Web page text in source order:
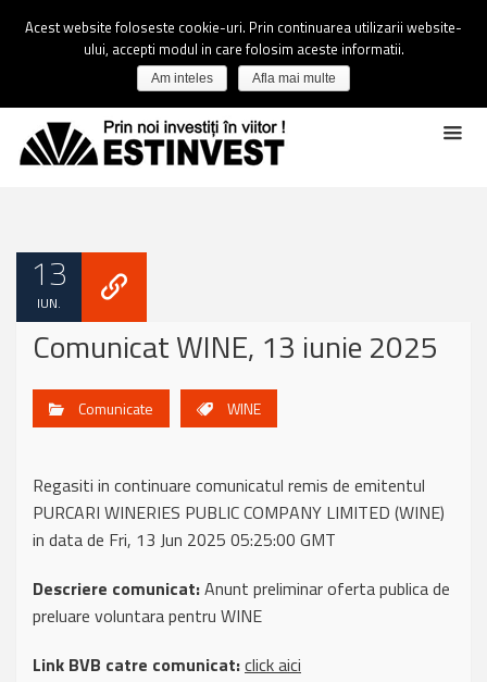
13
IUN.
Comunicat WINE, 13 iunie 2025
Comunicate WINE
Regasiti in continuare comunicatul remis de emitentul
PURCARI WINERIES PUBLIC COMPANY LIMITED (WINE)
in data de Fri, 13 Jun 2025 05:25:00 GMT
Descriere comunicat:Anunt preliminar oferta publica de
preluare voluntara pentru WINE
Link BVB catre comunicat:click aici
Acest website foloseste cookie-uri. Prin continuarea utilizarii website-
ului, accepti modul in care folosim aceste informatii.
Am inteles Afla mai multe